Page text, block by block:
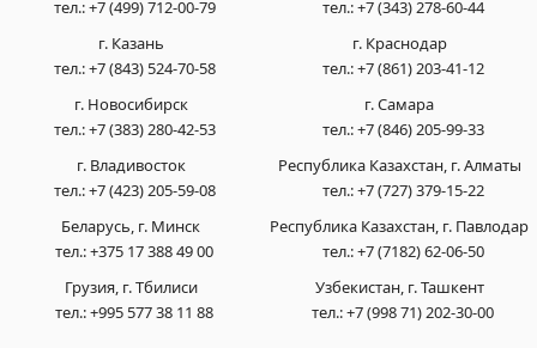
тел.:+7 (499) 712-00-79
г. Казань
тел.:+7 (843) 524-70-58
г. Новосибирск
тел.:+7 (383) 280-42-53
тел.:+7 (343) 278-60-44
г. Краснодар
тел.:+7 (861) 203-41-12
г. Самара
тел.:+7 (846) 205-99-33
г. Владивосток
тел.:+7 (423) 205-59-08
Беларусь, г. Минск
тел.:+375 17 388 49 00
Грузия, г. Тбилиси
тел.:+995 577 38 11 88
Республика Казахстан, г. Алматы
тел.:+7 (727) 379-15-22
Республика Казахстан, г. Павлодар
тел.:+7 (7182) 62-06-50
Узбекистан, г. Ташкент
тел.:+7 (998 71) 202-30-00